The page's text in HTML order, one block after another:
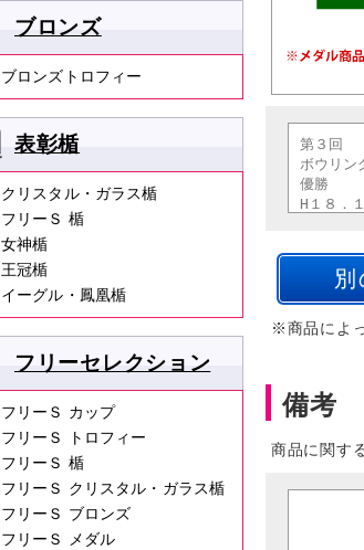
※商品によ
備考
商品に関す
ブロンズ
ブロンズトロフィー
表彰楯
クリスタル・ガラス楯
フリーＳ 楯
女神楯
王冠楯
イーグル・鳳凰楯
フリーセレクション
フリーＳ カップ
フリーＳ トロフィー
フリーＳ 楯
フリーＳ クリスタル・ガラス楯
フリーＳ ブロンズ
フリーＳ メダル